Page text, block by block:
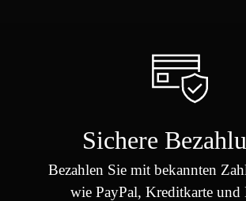
Sichere
Bezahlen Sie mit bekannten
wie PayPal, Kreditkarte und